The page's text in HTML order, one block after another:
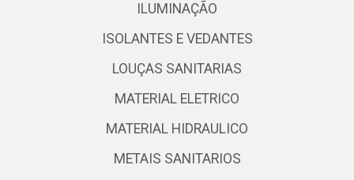
ILUMINAÇÃO
ISOLANTES E VEDANTES
LOUÇAS SANITARIAS
MATERIAL ELETRICO
MATERIAL HIDRAULICO
METAIS SANITARIOS